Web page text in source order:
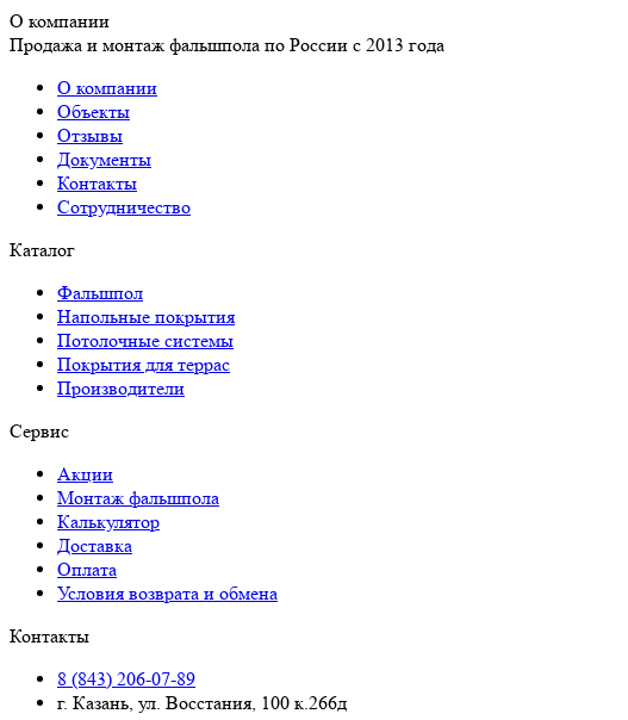
О компании
Продажа и монтаж фальшпола по России с 2013 года
О компании
Объекты
Отзывы
Документы
Контакты
Сотрудничество
Каталог
Фальшпол
Напольные покрытия
Потолочные системы
Покрытия для террас
Производители
Сервис
Акции
Монтаж фальшпола
Калькулятор
Доставка
Оплата
Условия возврата и обмена
Контакты
8 (843) 206-07-89
г. Казань, ул. Восстания, 100 к.266д